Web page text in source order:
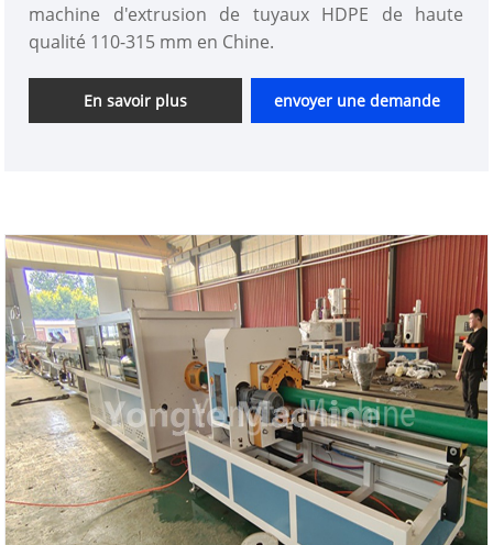
machine d'extrusion de tuyaux HDPE de haute
qualité 110-315 mm en Chine.
En savoir plus envoyer une demande